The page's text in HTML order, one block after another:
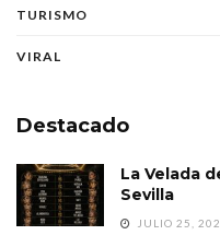
TURISMO
VIRAL
Destacado
La Velada
Sevilla
JULIO 25,